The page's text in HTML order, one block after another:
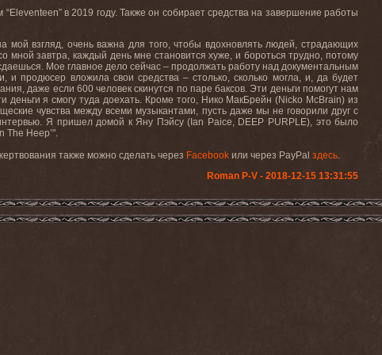
“Eleventeen” в 2019 году. Также он собирает средства на завершение работы
мой взгляд, очень важна для того, чтобы вдохновлять людей, страдающих
завтра, каждый день мне становится хуже, и бороться трудно, потому
Мое главное дело сейчас – продолжать работу над документальным
вложила свои средства – столько, сколько могла, и, да будет
даже если 600 человек скинутся по паре баксов. Эти деньги помогут нам
деньги я смогу туда доехать. Кроме того, Нико МакБрейн (Nicko McBrain) из
чувства между всеми музыкантами, пусть даже мы не говорили друг с
Я пришел домой к Яну Пэйсу ( Ian Paice, DEEP PURPLE), это было
The Heep’".
также можно сделать через Facebook или через PayPal здесь.
Roman P-V - 2018-12-15 13:31:55